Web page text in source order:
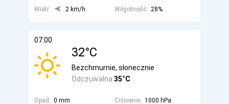
Wiatr:
2 km/h Wilgotność: 28%
07:00
32°C
Odczuwalna 35°C
Bezchmurnie, słonecznie
Opad: 0 mm Ciśnienie: 1000 hPa